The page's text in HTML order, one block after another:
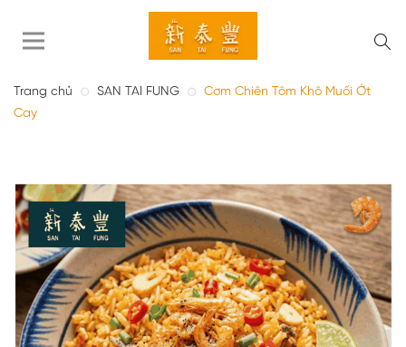
Trang chủ SAN TAI FUNG
Cơm Chiên Tôm Khô Muối Ớt
Cay